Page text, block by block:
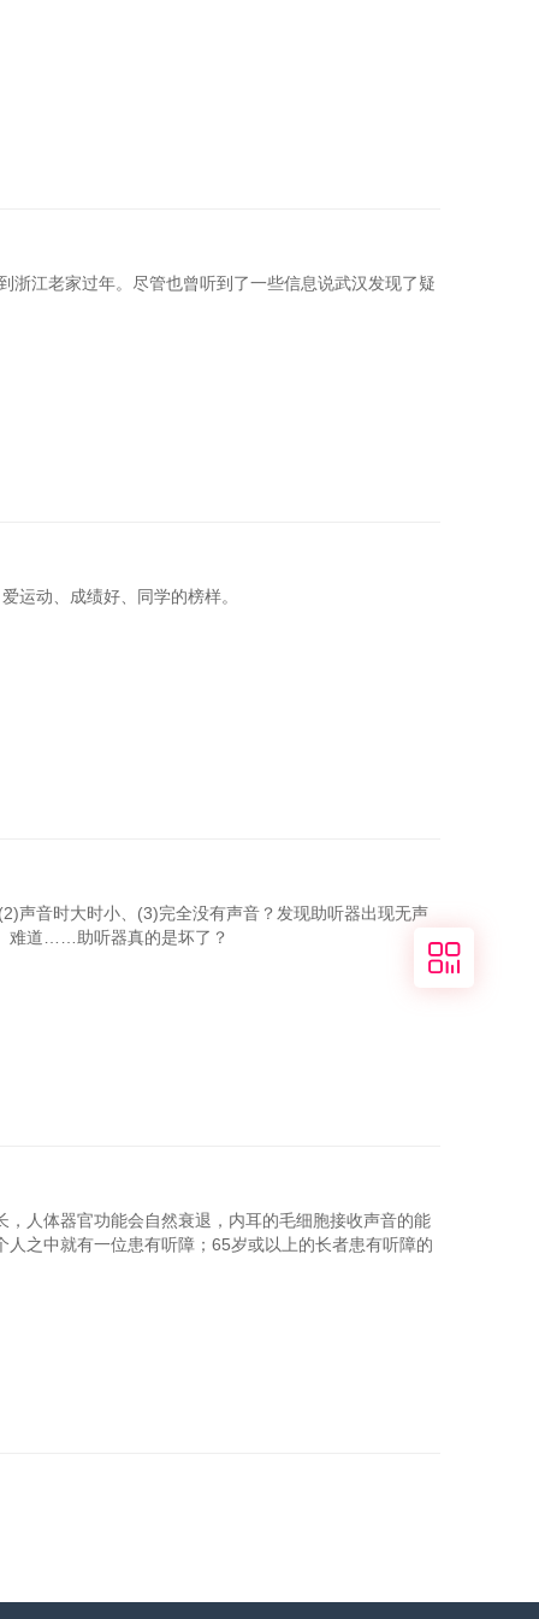
浙江老家过年。尽管也曾听到了一些信息说武汉发现了疑
运动、成绩好、同学的榜样。
声音时大时小、(3)完全没有声音？发现助听器出现无声
难道……助听器真的是坏了？
人体器官功能会自然衰退，内耳的毛细胞接收声音的能
之中就有一位患有听障；65岁或以上的长者患有听障的
关注
我们